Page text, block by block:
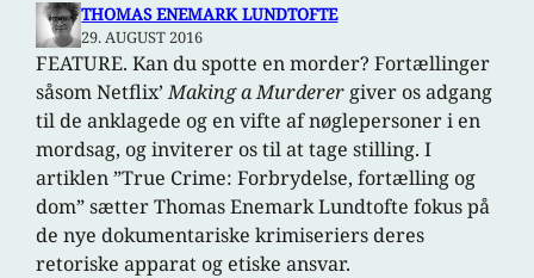
THOMAS ENEMARK LUNDTOFTE
29. AUGUST 2016
FEATURE. Kan du spotte en morder? Fortællinger
såsom Netflix’Making a Murderer giver os adgang
til de anklagede og en vifte af nøglepersoner i en
mordsag, og inviterer os til at tage stilling. I
artiklen ”True Crime: Forbrydelse, fortælling og
dom” sætter Thomas Enemark Lundtofte fokus på
de nye dokumentariske krimiseriers deres
retoriske apparat og etiske ansvar.